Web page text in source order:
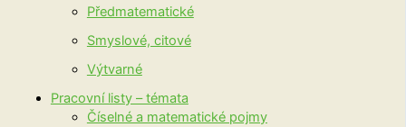
Předmatematické
Smyslové, citové
Výtvarné
Pracovní listy – témata
Číselné a matematické pojmy